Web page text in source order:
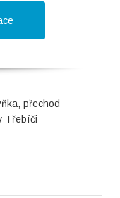
přechod
Třebíči